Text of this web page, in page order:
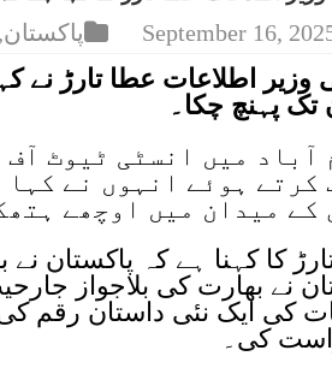
September 16, پاکستان,
وزیر اطلاعات عطا تارڑ نے
تک پہنچ چکا۔
آباد میں انسٹی ٹیوٹ
کرتے ہوئے انہوں نے
کے میدان میں اوچھے
کا کہنا ہے کہ پاکستان نے
کی ایک نئی داستان رقم
کی۔